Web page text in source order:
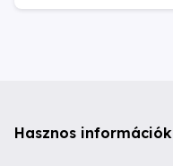
Hasznos információk